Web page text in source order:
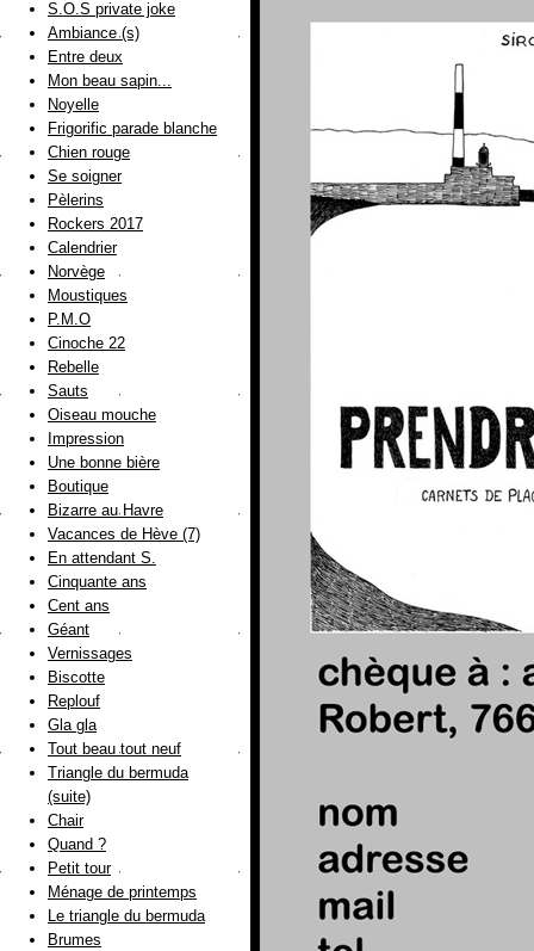
S.O.S private joke
Ambiance (s)
Entre deux
Mon beau sapin...
Noyelle
Frigorific parade blanche
Chien rouge
Se soigner
Pèlerins
Rockers 2017
Calendrier
Norvège
Moustiques
P.M.O
Cinoche 22
Rebelle
Sauts
Oiseau mouche
Impression
Une bonne bière
Boutique
Bizarre au Havre
Vacances de Hève (7)
En attendant S.
Cinquante ans
Cent ans
Géant
Vernissages
Biscotte
Replouf
Gla gla
Tout beau tout neuf
Triangle du bermuda
(suite)
Chair
Quand ?
Petit tour
Ménage de printemps
Le triangle du bermuda
Brumes